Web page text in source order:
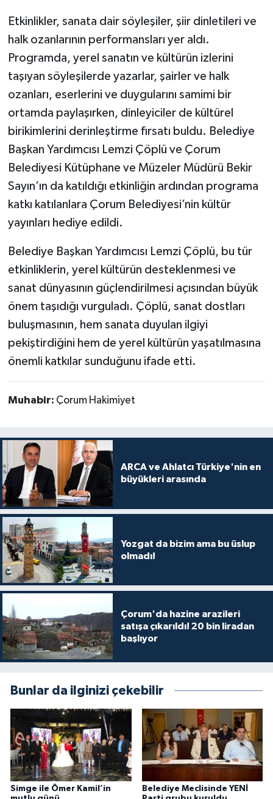
Etkinlikler, sanata dair söyleşiler, şiir dinletileri ve
halk ozanlarının performansları yer aldı.
Programda, yerel sanatın ve kültürün izlerini
taşıyan söyleşilerde yazarlar, şairler ve halk
ozanları, eserlerini ve duygularını samimi bir
ortamda paylaşırken, dinleyiciler de kültürel
birikimlerini derinleştirme fırsatı buldu. Belediye
Başkan Yardımcısı Lemzi Çöplü ve Çorum
Belediyesi Kütüphane ve Müzeler Müdürü Bekir
Sayın’ın da katıldığı etkinliğin ardından programa
katkı katılanlara Çorum Belediyesi’nin kültür
yayınları hediye edildi.
Belediye Başkan Yardımcısı Lemzi Çöplü, bu tür
etkinliklerin, yerel kültürün desteklenmesi ve
sanat dünyasının güçlendirilmesi açısından büyük
önem taşıdığı vurguladı. Çöplü, sanat dostları
buluşmasının, hem sanata duyulan ilgiyi
pekiştirdiğini hem de yerel kültürün yaşatılmasına
önemli katkılar sunduğunu ifade etti.
Muhabir: Çorum Hakimiyet
ARCA ve Ahlatcı Türkiye'nin en
büyükleri arasında
Yozgat da bizim ama bu üslup
olmadı!
Çorum'da hazine arazileri
satışa çıkarıldı! 20 bin liradan
başlıyor
Bunlar da ilginizi çekebilir
Simge ile Ömer Kamil’in
Belediye Meclisinde YENİ